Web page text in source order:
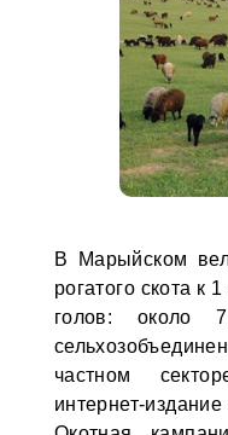
В Марыйском
рогатого скота к
голов: около
частном
интернет-издание